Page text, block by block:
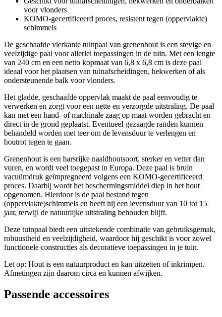
voor vlonders
KOMO-gecertificeerd proces, resistent tegen (oppervlakte)
schimmels
De geschaafde vierkante tuinpaal van grenenhout is een stevige en
veelzijdige paal voor allerlei toepassingen in de tuin. Met een lengte
van 240 cm en een netto kopmaat van 6,8 x 6,8 cm is deze paal
ideaal voor het plaatsen van tuinafscheidingen, hekwerken of als
ondersteunende balk voor vlonders.
Het gladde, geschaafde oppervlak maakt de paal eenvoudig te
verwerken en zorgt voor een nette en verzorgde uitstraling. De paal
kan met een hand- of machinale zaag op maat worden gebracht en
direct in de grond geplaatst. Eventueel gezaagde randen kunnen
behandeld worden met teer om de levensduur te verlengen en
houtrot tegen te gaan.
Grenenhout is een harsrijke naaldhoutsoort, sterker en vetter dan
vuren, en wordt veel toegepast in Europa. Deze paal is bruin
vacuümdruk geïmpregneerd volgens een KOMO-gecertificeerd
proces. Daarbij wordt het beschermingsmiddel diep in het hout
opgenomen. Hierdoor is de paal bestand tegen
(oppervlakte)schimmels en heeft hij een levensduur van 10 tot 15
jaar, terwijl de natuurlijke uitstraling behouden blijft.
Deze tuinpaal biedt een uitstekende combinatie van gebruiksgemak,
robuustheid en veelzijdigheid, waardoor hij geschikt is voor zowel
functionele constructies als decoratieve toepassingen in je tuin.
Let op: Hout is een natuurproduct en kan uitzetten of inkrimpen.
Afmetingen zijn daarom circa en kunnen afwijken.
Passende accessoires